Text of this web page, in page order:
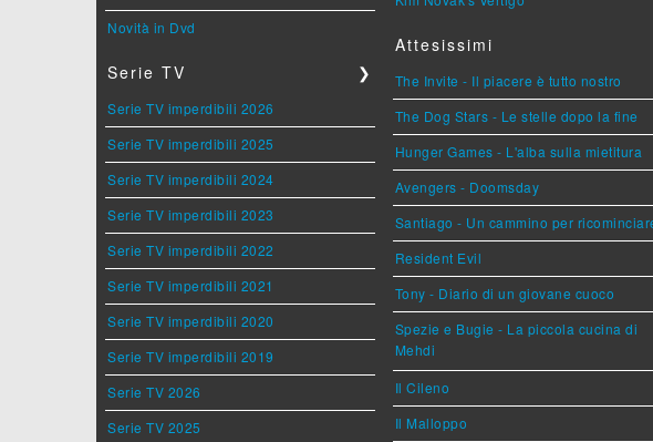
Novità in Dvd
Serie TV ❯
Serie TV imperdibili 2026
Serie TV imperdibili 2025
Serie TV imperdibili 2024
Serie TV imperdibili 2023
Serie TV imperdibili 2022
Serie TV imperdibili 2021
Serie TV imperdibili 2020
Serie TV imperdibili 2019
Serie TV 2026
Serie TV 2025
Attesissimi
The Invite - Il piacere è tutto nostro
The Dog Stars - Le stelle dopo la fine
Hunger Games - L'alba sulla mietitura
Avengers - Doomsday
Santiago - Un cammino per
Resident Evil
Tony - Diario di un giovane cuoco
Spezie e Bugie - La piccola cucina di
Mehdi
Il Cileno
Il Malloppo